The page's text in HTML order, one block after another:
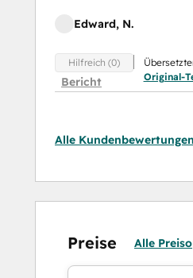
Edward, N.
Hilfreich (0)
Bericht
Original-
Alle
Preise Alle